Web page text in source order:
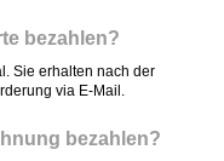
bezahlen?
Sie erhalten nach der
via E-Mail.
bezahlen?